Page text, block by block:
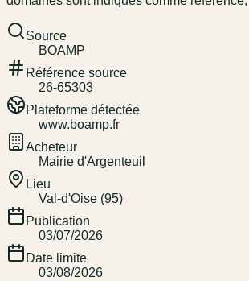
Source
BOAMP
Référence source
26-65303
Plateforme détectée
www.boamp.fr
Acheteur
Mairie d'Argenteuil
Lieu
Val-d'Oise (95)
Publication
03/07/2026
Date limite
03/08/2026